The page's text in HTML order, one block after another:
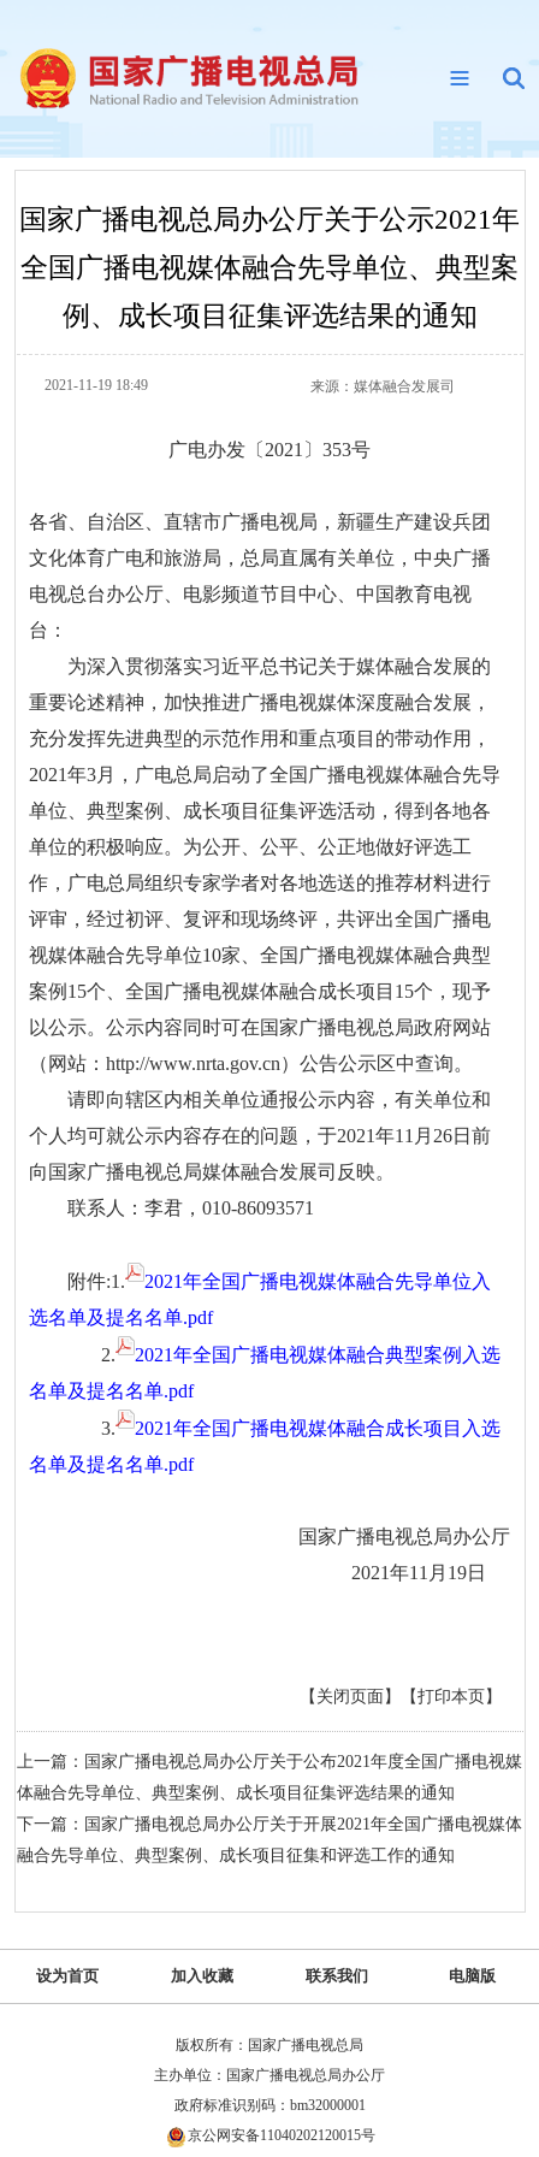
国家广播电视总局办公厅关于公示2021年
全国广播电视媒体融合先导单位、典型案
例、成长项目征集评选结果的通知
2021-11-19 18:49 来源： 媒体融合发展司
广电办发〔2021〕353号
各省、自治区、直辖市广播电视局，新疆生产建设兵团
文化体育广电和旅游局，总局直属有关单位，中央广播
电视总台办公厅、电影频道节目中心、中国教育电视
台：
为深入贯彻落实习近平总书记关于媒体融合发展的
重要论述精神，加快推进广播电视媒体深度融合发展，
充分发挥先进典型的示范作用和重点项目的带动作用，
2021年3月，广电总局启动了全国广播电视媒体融合先导
单位、典型案例、成长项目征集评选活动，得到各地各
单位的积极响应。为公开、公平、公正地做好评选工
作，广电总局组织专家学者对各地选送的推荐材料进行
评审，经过初评、复评和现场终评，共评出全国广播电
视媒体融合先导单位10家、全国广播电视媒体融合典型
案例15个、全国广播电视媒体融合成长项目15个，现予
以公示。公示内容同时可在国家广播电视总局政府网站
（网站：http://www.nrta.gov.cn）公告公示区中查询。
请即向辖区内相关单位通报公示内容，有关单位和
个人均可就公示内容存在的问题，于2021年11月26日前
向国家广播电视总局媒体融合发展司反映。
联系人：李君，010-86093571
附件:1.
2021年全国广播电视媒体融合先导单位入
选名单及提名名单.pdf
2.
2021年全国广播电视媒体融合典型案例入选
名单及提名名单.pdf
3.
2021年全国广播电视媒体融合成长项目入选
名单及提名名单.pdf
国家广播电视总局办公厅
2021年11月19日
【打印本页】
【关闭页面】
上一篇：国家广播电视总局办公厅关于公布2021年度全国广播电视媒
体融合先导单位、典型案例、成长项目征集评选结果的通知
下一篇：国家广播电视总局办公厅关于开展2021年全国广播电视媒体
融合先导单位、典型案例、成长项目征集和评选工作的通知
设为首页 加入收藏 联系我们 电脑版
版权所有：国家广播电视总局
主办单位：国家广播电视总局办公厅
政府标准识别码：bm32000001
京公网安备11040202120015号